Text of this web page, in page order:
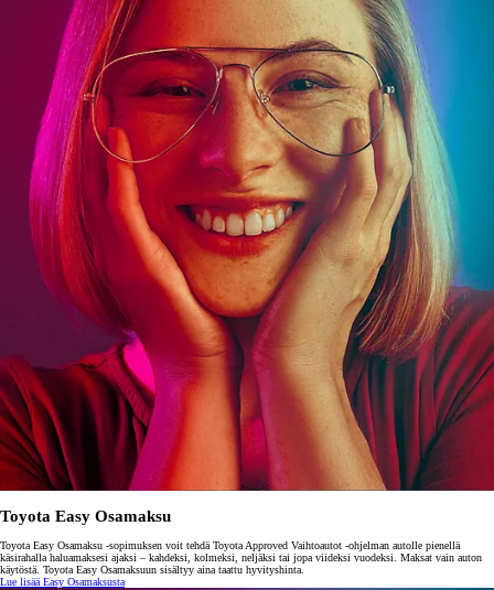
Toyota Easy Osamaksu
Toyota Easy Osamaksu -sopimuksen voit tehdä Toyota Approved Vaihtoautot -ohjelman autolle pienellä
käsirahalla haluamaksesi ajaksi – kahdeksi, kolmeksi, neljäksi tai jopa viideksi vuodeksi. Maksat vain auton
käytöstä. Toyota Easy Osamaksuun sisältyy aina taattu hyvityshinta.
Lue lisää Easy Osamaksusta